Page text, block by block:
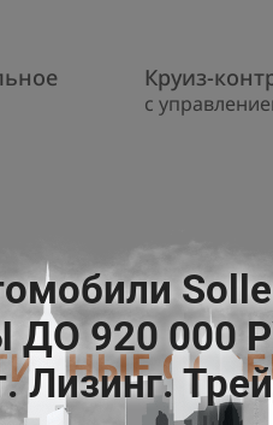
Круиз-
с